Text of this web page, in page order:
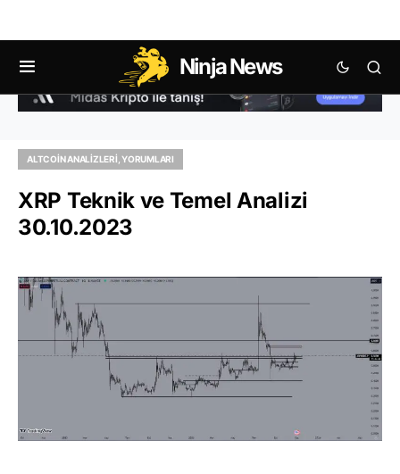
Ninja News
ALTCOIN ANALIZLERI, YORUMLARI
XRP Teknik ve Temel Analizi
30.10.2023